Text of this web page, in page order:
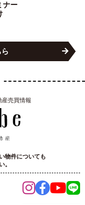
ナー
売買情報
物件についても
。